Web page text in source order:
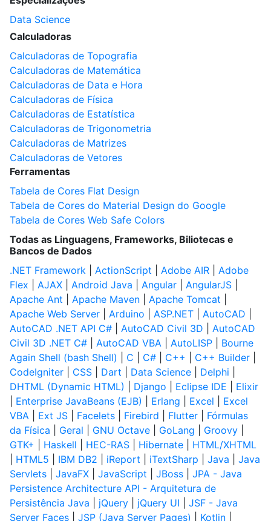
Data Science
Calculadoras
Calculadoras de Topografia
Calculadoras de Matemática
Calculadoras de Data e Hora
Calculadoras de Física
Calculadoras de Estatística
Calculadoras de Trigonometria
Calculadoras de Matrizes
Calculadoras de Vetores
Ferramentas
Tabela de Cores Flat Design
Tabela de Cores do Material Design do Google
Tabela de Cores Web Safe Colors
Todas as Linguagens, Frameworks, Biliotecas e
Bancos de Dados
.NET Framework
ActionScript Adobe AIR
Adobe
Flex
AJAX Android Java Angular AngularJS
Apache Ant
Apache Maven Apache Tomcat
Apache Web Server
Arduino ASP.NET AutoCAD
AutoCAD .NET API C#
AutoCAD Civil 3D
AutoCAD
Civil 3D .NET C#
AutoCAD VBA AutoLISP
Bourne
Again Shell (bash Shell)
C C# C++ C++ Builder
CodeIgniter
CSS Dart Data Science Delphi
DHTML (Dynamic HTML)
Django Eclipse IDE
Elixir
Enterprise JavaBeans (EJB) Erlang Excel
Excel
VBA
Ext JS Facelets Firebird Flutter
Fórmulas
da Física
Geral GNU Octave GoLang Groovy
GTK+
Haskell HEC-RAS Hibernate
HTML/XHTML
HTML5 IBM DB2 iReport iTextSharp Java
Java
Servlets
JavaFX JavaScript JBoss
JPA - Java
Persistence Architecture API - Arquitetura de
Persistência Java
jQuery jQuery UI
JSF - Java
Server Faces
JSP (Java Server Pages) Kotlin